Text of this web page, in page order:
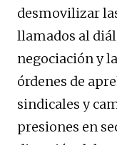
desmovilizar
llamados al
negociación y
órdenes de
sindicales y
presiones en